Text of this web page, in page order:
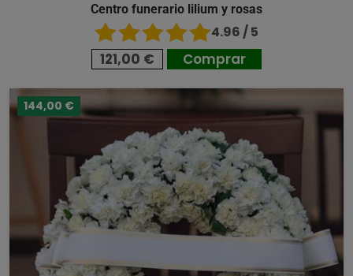
Centro funerario lilium y rosas
4.96 / 5
121,00 € Comprar
144,00 €